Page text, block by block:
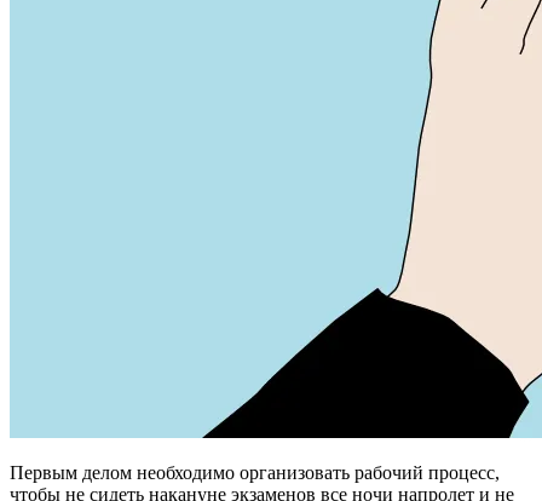
Первым делом необходимо организовать рабочий процесс,
чтобы не сидеть накануне экзаменов все ночи напролет и не